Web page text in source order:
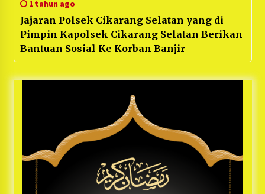
1 tahun ago
Jajaran Polsek Cikarang Selatan yang di
Pimpin Kapolsek Cikarang Selatan Berikan
Bantuan Sosial Ke Korban Banjir